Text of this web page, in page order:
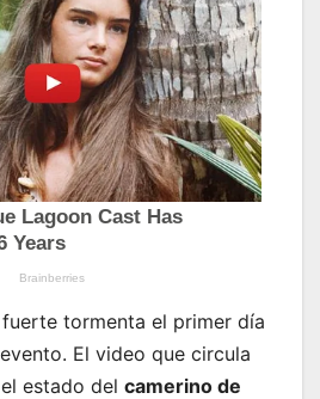
tormenta el primer día
El video que circula
estado del camerino de